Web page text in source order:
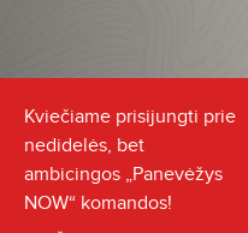
Kviečiame prisijungti prie
nedidelės, bet
ambicingos „Panevėžys
NOW“ komandos!